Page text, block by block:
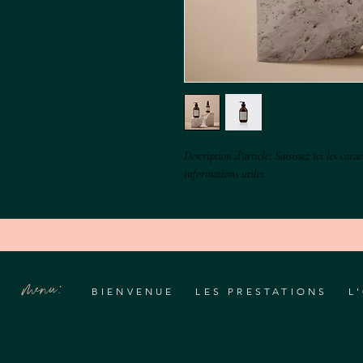
Description d'article. Saisissez ici les
informations utiles.
menu: BIENVENUE LES PRESTATIONS